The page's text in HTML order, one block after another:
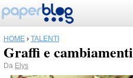
HOME › TALENTI
Graffi e cambiamenti
Da Elys